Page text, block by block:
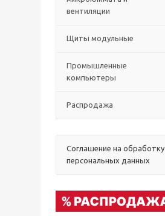
вентиляции
Щиты модульные
Промышленные
компьютеры
Распродажа
Соглашение на обработку
персональных данных